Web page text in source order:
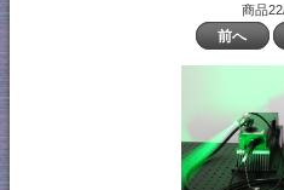
商品
前へ